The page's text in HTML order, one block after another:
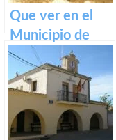
Que ver en el
Municipio de
Tinajas en
Castilla La
Mancha